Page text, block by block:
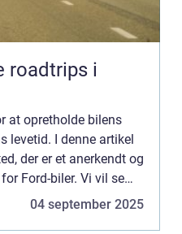
roadtrips i
at opretholde bilens
levetid. I denne artikel
der er et anerkendt og
Ford-biler. Vi vil se
04 september 2025